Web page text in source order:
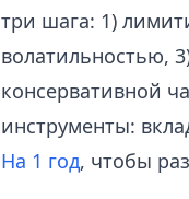
три шага: 1)
волатильностью,
консервативной
инструменты:
На 1 год, чтобы